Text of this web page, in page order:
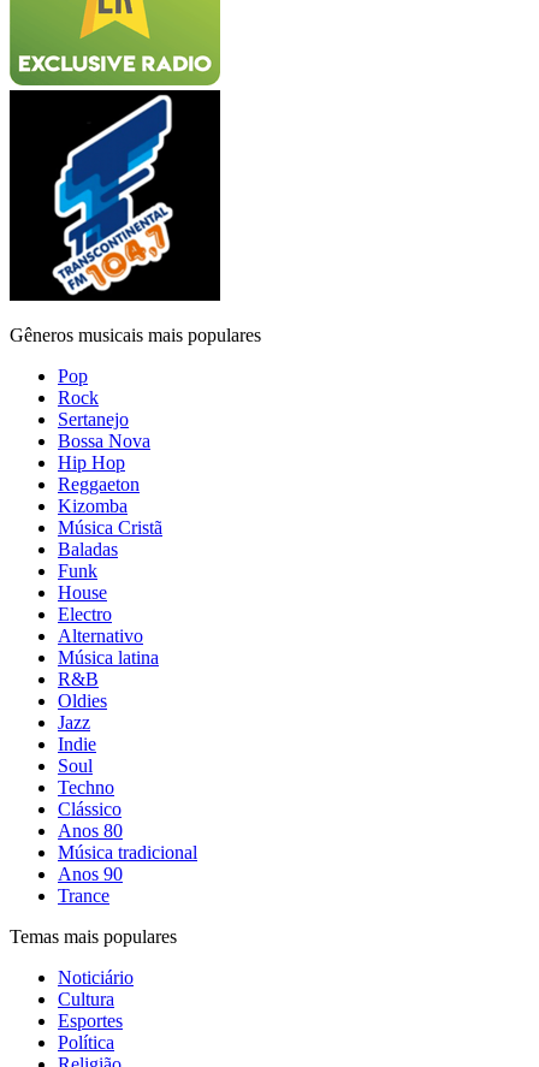
Gêneros musicais mais populares
Pop
Rock
Sertanejo
Bossa Nova
Hip Hop
Reggaeton
Kizomba
Música Cristã
Baladas
Funk
House
Electro
Alternativo
Música latina
R&B
Oldies
Jazz
Indie
Soul
Techno
Clássico
Anos 80
Música tradicional
Anos 90
Trance
Temas mais populares
Noticiário
Cultura
Esportes
Política